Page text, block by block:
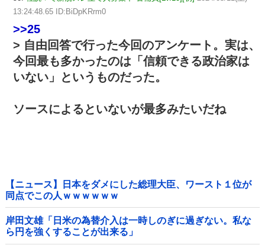
13:24:48.65 ID:BiDpKRrm0
>>25
> 自由回答で行った今回のアンケート。実は、
今回最も多かったのは「信頼できる政治家は
いない」というものだった。
ソースによるといないが最多みたいだね
【ニュース】日本をダメにした総理大臣、ワースト１位が
同点でこの人ｗｗｗｗｗｗ
岸田文雄「日米の為替介入は一時しのぎに過ぎない。私な
ら円を強くすることが出来る」